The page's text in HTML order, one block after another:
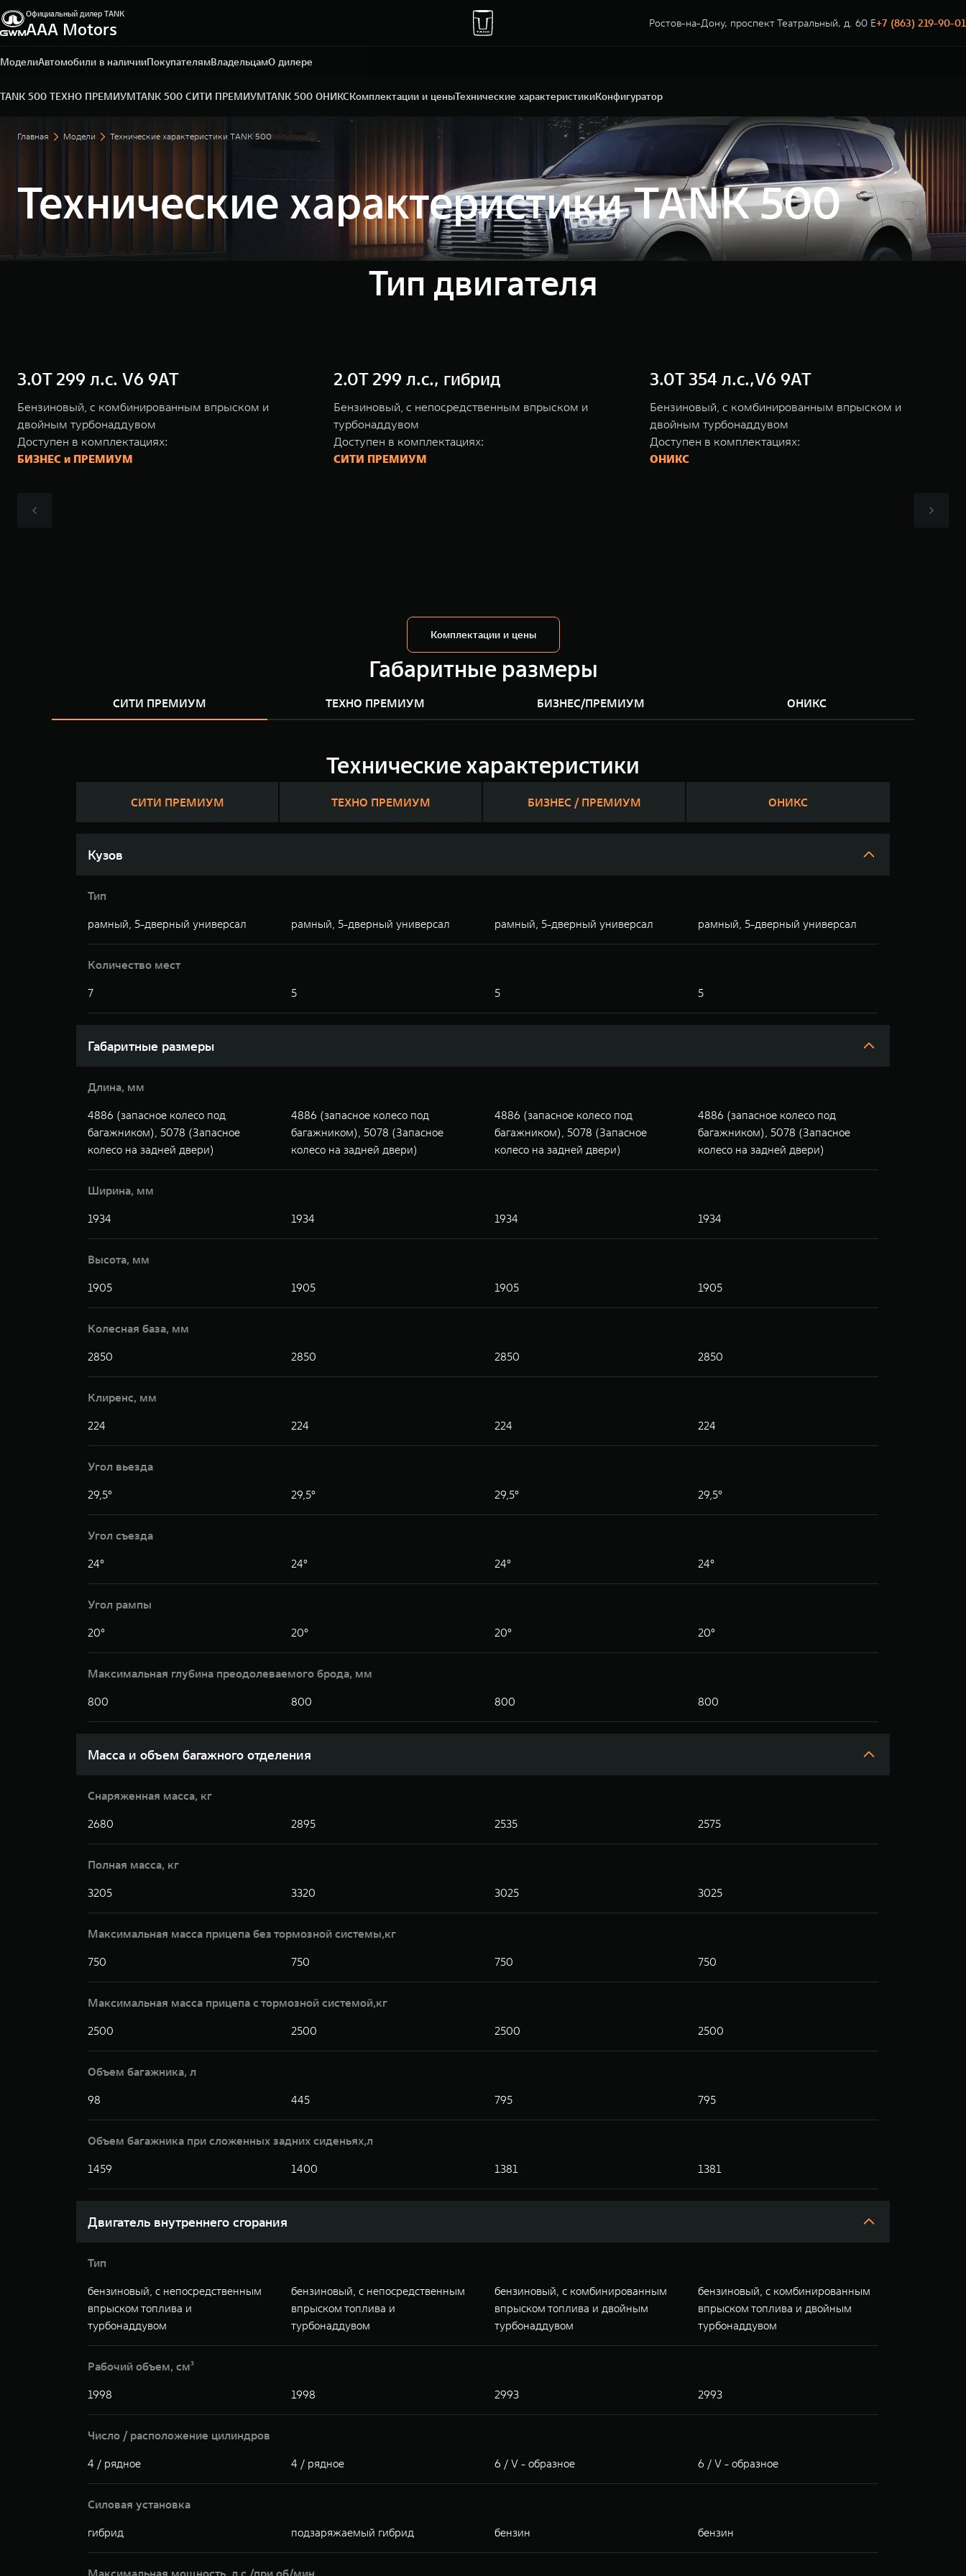
Официальный дилер TANK
ААА Motors Ростов-на-Дону, проспект Театральный, д. 60 Е+7 (863) 219-90-01
МоделиАвтомобили в наличииПокупателямВладельцамО дилере
Ростов-на-Дону, проспект Театральный, д. 60 Е
+7 (863) 219-90-01
TANK 500 ТЕХНО ПРЕМИУМTANK 500 СИТИ ПРЕМИУМTANK 500 ОНИКСКомплектации и ценыТехнические характеристикиКонфигуратор
Главная Модели Технические характеристики TANK 500
Технические характеристики TANK 500
Тип двигателя
3.0T 299 л.с. V6 9AT
Бензиновый, с комбинированным впрыском и
двойным турбонаддувом
Доступен в комплектациях:
БИЗНЕС и ПРЕМИУМ
2.0T 299 л.с., гибрид
Бензиновый, с непосредственным впрыском и
турбонаддувом
Доступен в комплектациях:
СИТИ ПРЕМИУМ
3.0T 354 л.с.,V6 9AT
Бензиновый, с комбинированным впрыском и
двойным турбонаддувом
Доступен в комплектациях:
ОНИКС
Комплектации и цены
Габаритные размеры
СИТИ ПРЕМИУМ ТЕХНО ПРЕМИУМ БИЗНЕС/ПРЕМИУМ ОНИКС
Технические характеристики
СИТИ ПРЕМИУМ ТЕХНО ПРЕМИУМ БИЗНЕС / ПРЕМИУМ ОНИКС
Кузов
Тип
рамный, 5-дверный универсал рамный, 5-дверный универсал рамный, 5-дверный универсал рамный, 5-дверный универсал
Количество мест
7 5 5 5
Габаритные размеры
Длина, мм
4886 (запасное колесо под
багажником), 5078 (Запасное
колесо на задней двери)
4886 (запасное колесо под
багажником), 5078 (Запасное
колесо на задней двери)
4886 (запасное колесо под
багажником), 5078 (Запасное
колесо на задней двери)
4886 (запасное колесо под
багажником), 5078 (Запасное
колесо на задней двери)
Ширина, мм
1934 1934 1934 1934
Высота, мм
1905 1905 1905 1905
Колесная база, мм
2850 2850 2850 2850
Клиренс, мм
224 224 224 224
Угол вьезда
29,5° 29,5° 29,5° 29,5°
Угол съезда
24° 24° 24° 24°
Угол рампы
20° 20° 20° 20°
Максимальная глубина преодолеваемого брода, мм
800 800 800 800
Масса и объем багажного отделения
Снаряженная масса, кг
2680 2895 2535 2575
Полная масса, кг
3205 3320 3025 3025
Максимальная масса прицепа без тормозной системы,кг
750 750 750 750
Максимальная масса прицепа с тормозной системой,кг
2500 2500 2500 2500
Объем багажника, л
98 445 795 795
Объем багажника при сложенных задних сиденьях,л
1459 1400 1381 1381
Двигатель внутреннего сгорания
Тип
бензиновый, с непосредственным
впрыском топлива и
турбонаддувом
бензиновый, с непосредственным
впрыском топлива и
турбонаддувом
бензиновый, с комбинированным
впрыском топлива и двойным
турбонаддувом
бензиновый, с комбинированным
впрыском топлива и двойным
турбонаддувом
Рабочий объем, см³
1998 1998 2993 2993
Число / расположение цилиндров
4 / рядное 4 / рядное 6 / V - образное 6 / V - образное
Силовая установка
гибрид подзаряжаемый гибрид бензин бензин
Максимальная мощность, л.с./при об/мин.